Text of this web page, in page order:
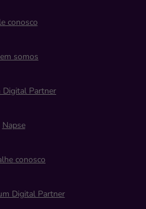
conosco
somos
Digital Partner
Napse
conosco
Digital Partner